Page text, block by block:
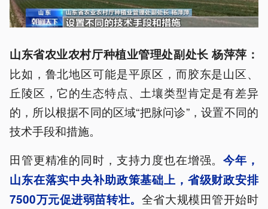
山东省农业农村厅种植业管理处副处长 杨萍萍：
比如，鲁北地区可能是平原区，而胶东是山区、
丘陵区，它的生态特点、土壤类型肯定是有差异
的，所以根据不同的区域“把脉问诊”，设置不同的
技术手段和措施。
田管更精准的同时，支持力度也在增强。今年，
山东在落实中央补助政策基础上，省级财政安排
7500万元促进弱苗转壮。 全省大规模田管开始时